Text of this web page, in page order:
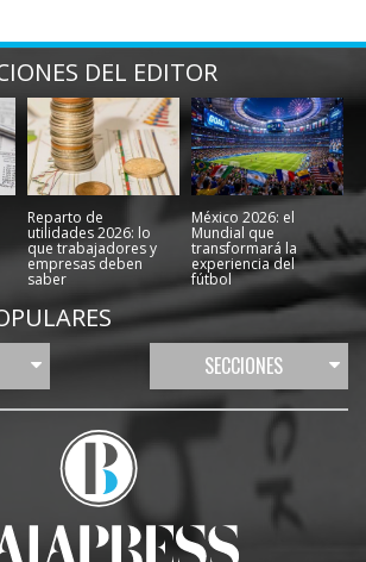
DEL EDITOR
Reparto de
utilidades 2026: lo
que trabajadores y
empresas deben
saber
México 2026: el
Mundial que
transformará la
experiencia del
fútbol
SECCIONES